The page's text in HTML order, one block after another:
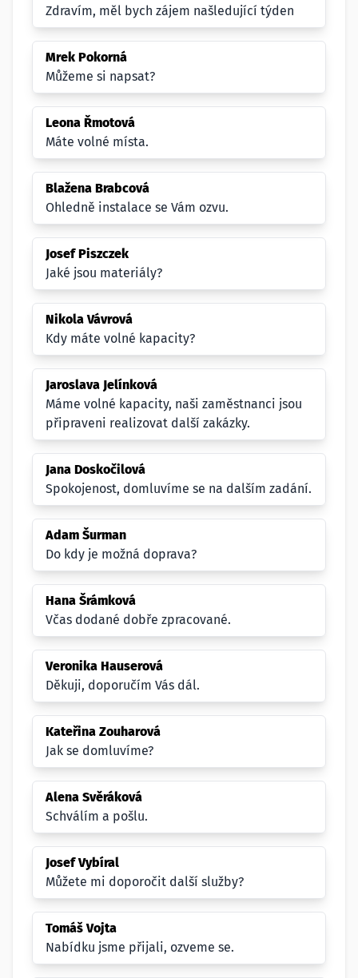
Zdravím, měl bych zájem našledující týden
Mrek Pokorná
Můžeme si napsat?
Leona Řmotová
Máte volné místa.
Blažena Brabcová
Ohledně instalace se Vám ozvu.
Josef Piszczek
Jaké jsou materiály?
Nikola Vávrová
Kdy máte volné kapacity?
Jaroslava Jelínková
Máme volné kapacity, naši zaměstnanci jsou
připraveni realizovat další zakázky.
Jana Doskočilová
Spokojenost, domluvíme se na dalším zadání.
Adam Šurman
Do kdy je možná doprava?
Hana Šrámková
Včas dodané dobře zpracované.
Veronika Hauserová
Děkuji, doporučím Vás dál.
Kateřina Zouharová
Jak se domluvíme?
Alena Svěráková
Schválím a pošlu.
Josef Vybíral
Můžete mi doporočit další služby?
Tomáš Vojta
Nabídku jsme přijali, ozveme se.